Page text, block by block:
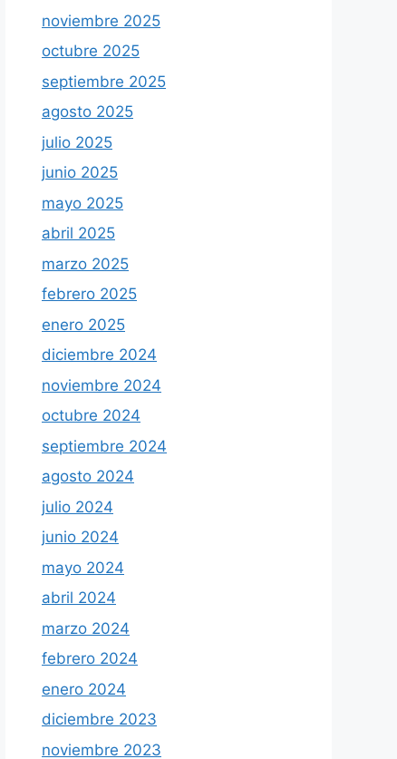
noviembre 2025
octubre 2025
septiembre 2025
agosto 2025
julio 2025
junio 2025
mayo 2025
abril 2025
marzo 2025
febrero 2025
enero 2025
diciembre 2024
noviembre 2024
octubre 2024
septiembre 2024
agosto 2024
julio 2024
junio 2024
mayo 2024
abril 2024
marzo 2024
febrero 2024
enero 2024
diciembre 2023
noviembre 2023